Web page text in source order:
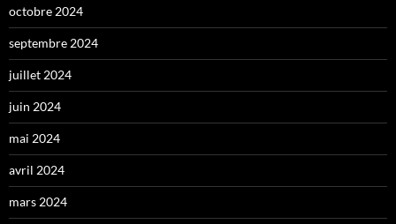
octobre 2024
septembre 2024
juillet 2024
juin 2024
mai 2024
avril 2024
mars 2024